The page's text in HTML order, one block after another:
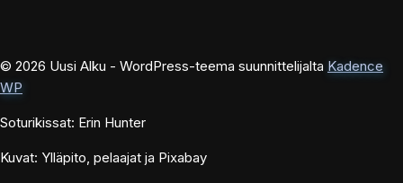
© 2026 Uusi Alku - WordPress-teema suunnittelijalta Kadence
WP
Soturikissat: Erin Hunter
Kuvat: Ylläpito, pelaajat ja Pixabay